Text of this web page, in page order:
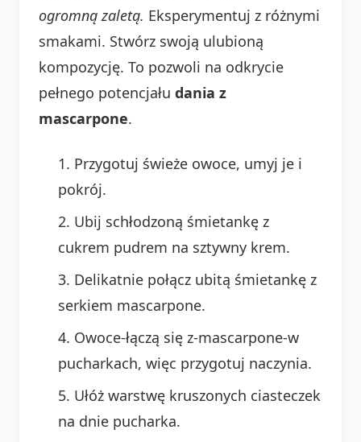
ogromną zaletą. Eksperymentuj z różnymi
smakami. Stwórz swoją ulubioną
kompozycję. To pozwoli na odkrycie
pełnego potencjału dania z
mascarpone.
Przygotuj świeże owoce, umyj je i
pokrój.
Ubij schłodzoną śmietankę z
cukrem pudrem na sztywny krem.
Delikatnie połącz ubitą śmietankę z
serkiem mascarpone.
Owoce-łączą się z-mascarpone-w
pucharkach, więc przygotuj naczynia.
Ułóż warstwę kruszonych ciasteczek
na dnie pucharka.